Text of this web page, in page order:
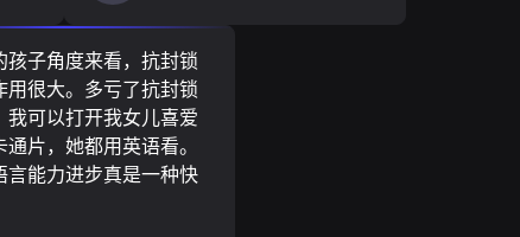
孩子角度来看，抗封锁
用很大。多亏了抗封锁
我可以打开我女儿喜爱
片，她都用英语看。
言能力进步真是一种快